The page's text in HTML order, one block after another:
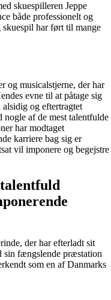
skuespilleren Jeppe
både professionelt og
har ført til mange
og musicalstjerne, der har
evne til at påtage sig
og eftertragtet
nogle af de mest talentfulde
har modtaget
karriere bag sig er
vil imponere og begejstre
der har efterladt sit
sin fængslende præstation
som en af Danmarks